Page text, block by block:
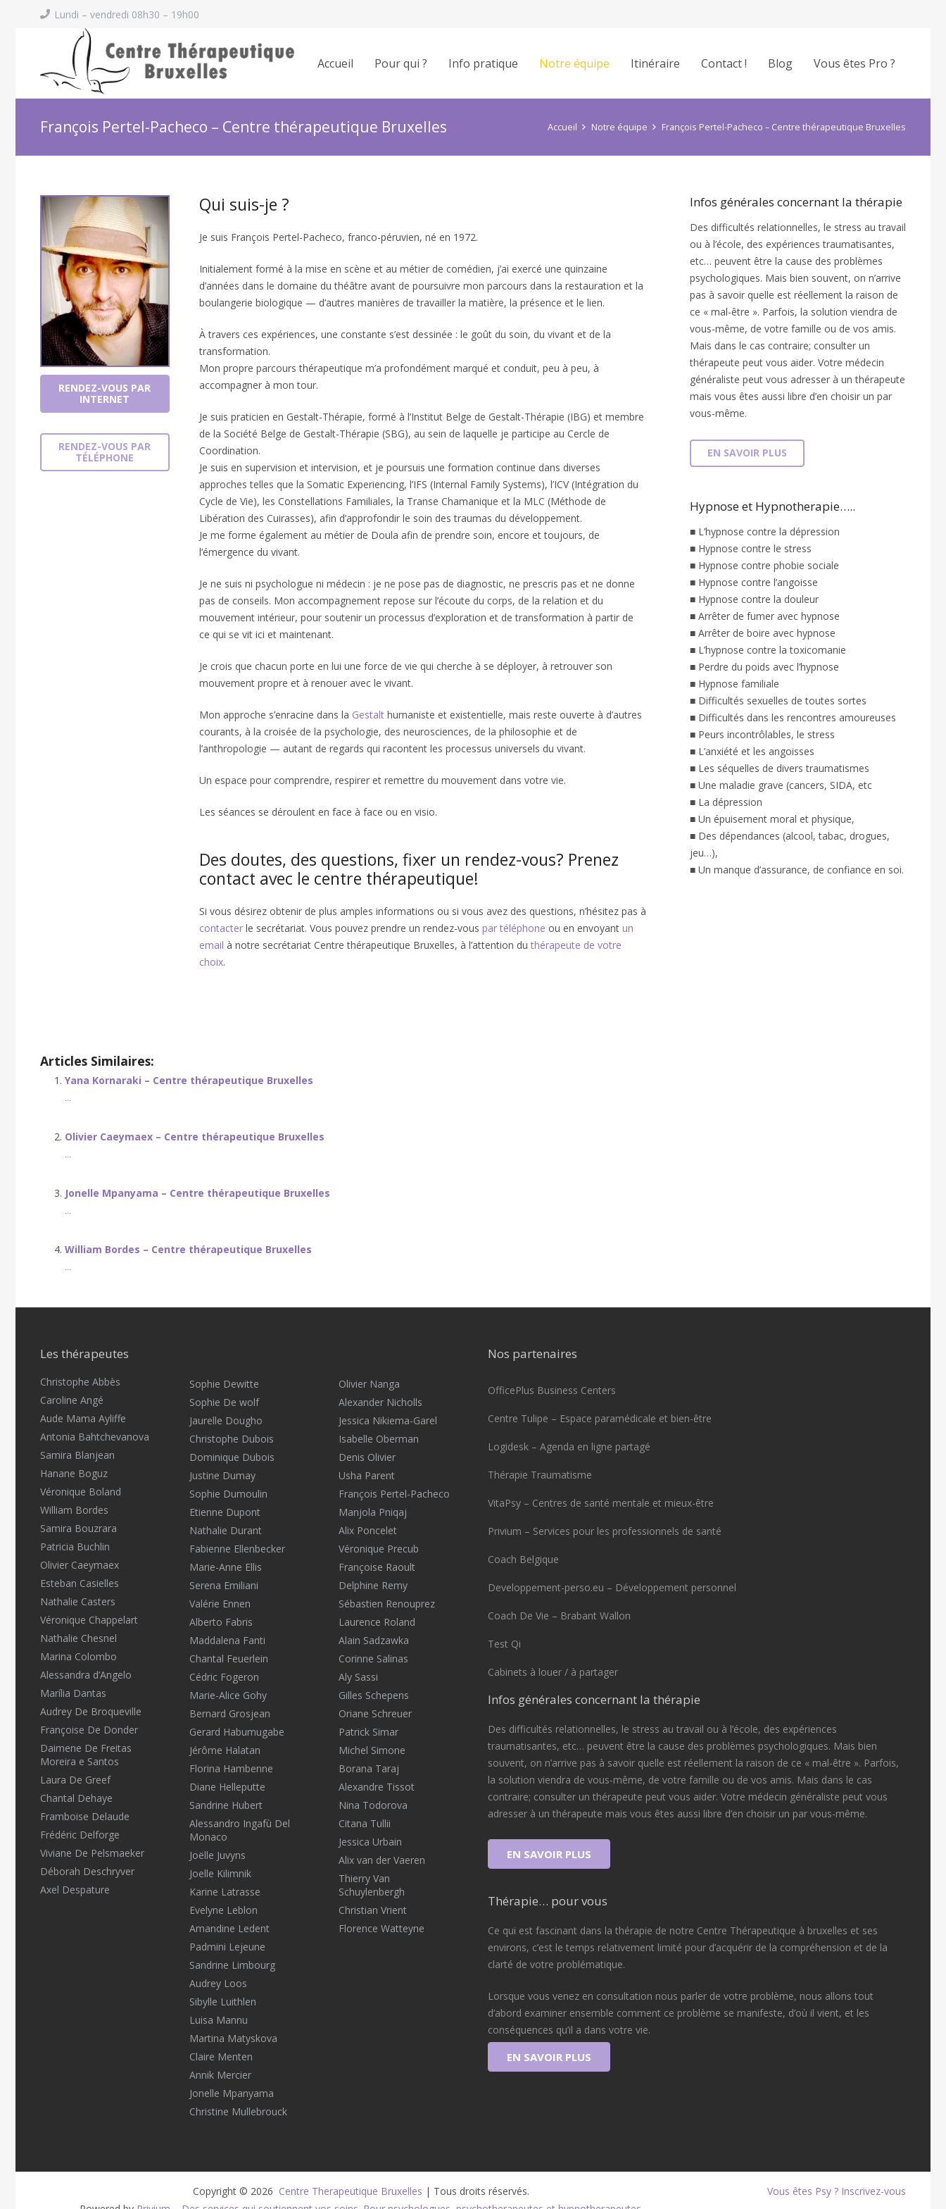
Lundi – vendredi 08h30 – 19h00
Accueil Pour qui ? Info pratique Notre équipe Itinéraire Contact ! Blog Vous êtes Pro ?
François Pertel-Pacheco – Centre thérapeutique Bruxelles Accueil Notre équipe François Pertel-Pacheco – Centre thérapeutique Bruxelles
RENDEZ-VOUS PAR
INTERNET
RENDEZ-VOUS PAR
TÉLÉPHONE
Qui suis-je ?
Je suis François Pertel-Pacheco, franco-péruvien, né en 1972.
Initialement formé à la mise en scène et au métier de comédien, j’ai exercé une quinzaine
d’années dans le domaine du théâtre avant de poursuivre mon parcours dans la restauration et la
boulangerie biologique — d’autres manières de travailler la matière, la présence et le lien.
À travers ces expériences, une constante s’est dessinée : le goût du soin, du vivant et de la
transformation.
Mon propre parcours thérapeutique m’a profondément marqué et conduit, peu à peu, à
accompagner à mon tour.
Je suis praticien en Gestalt-Thérapie, formé à l’Institut Belge de Gestalt-Thérapie (IBG) et membre
de la Société Belge de Gestalt-Thérapie (SBG), au sein de laquelle je participe au Cercle de
Coordination.
Je suis en supervision et intervision, et je poursuis une formation continue dans diverses
approches telles que la Somatic Experiencing, l’IFS (Internal Family Systems), l’ICV (Intégration du
Cycle de Vie), les Constellations Familiales, la Transe Chamanique et la MLC (Méthode de
Libération des Cuirasses), afin d’approfondir le soin des traumas du développement.
Je me forme également au métier de Doula afin de prendre soin, encore et toujours, de
l’émergence du vivant.
Je ne suis ni psychologue ni médecin : je ne pose pas de diagnostic, ne prescris pas et ne donne
pas de conseils. Mon accompagnement repose sur l’écoute du corps, de la relation et du
mouvement intérieur, pour soutenir un processus d’exploration et de transformation à partir de
ce qui se vit ici et maintenant.
Je crois que chacun porte en lui une force de vie qui cherche à se déployer, à retrouver son
mouvement propre et à renouer avec le vivant.
Mon approche s’enracine dans la Gestalthumaniste et existentielle, mais reste ouverte à d’autres
courants, à la croisée de la psychologie, des neurosciences, de la philosophie et de
l’anthropologie — autant de regards qui racontent les processus universels du vivant.
Un espace pour comprendre, respirer et remettre du mouvement dans votre vie.
Les séances se déroulent en face à face ou en visio.
Des doutes, des questions, fixer un rendez-vous? Prenez
contact avec le centre thérapeutique!
Si vous désirez obtenir de plus amples informations ou si vous avez des questions, n’hésitez pas à
contacterle secrétariat. Vous pouvez prendre un rendez-vous par téléphone ou en envoyant un
email à notre secrétariat Centre thérapeutique Bruxelles, à l’attention du thérapeute de votre
choix.
Articles Similaires:
Yana Kornaraki – Centre thérapeutique Bruxelles
...
Olivier Caeymaex – Centre thérapeutique Bruxelles
...
Jonelle Mpanyama – Centre thérapeutique Bruxelles
...
William Bordes – Centre thérapeutique Bruxelles
...
Infos générales concernant la thérapie
Des difficultés relationnelles, le stress au travail
ou à l’école, des expériences traumatisantes,
etc… peuvent être la cause des problèmes
psychologiques. Mais bien souvent, on n’arrive
pas à savoir quelle est réellement la raison de
ce « mal-être ». Parfois, la solution viendra de
vous-même, de votre famille ou de vos amis.
Mais dans le cas contraire; consulter un
thérapeute peut vous aider. Votre médecin
généraliste peut vous adresser à un thérapeute
mais vous êtes aussi libre d’en choisir un par
vous-même.
EN SAVOIR PLUS
Hypnose et Hypnotherapie…..
■ L’hypnose contre la dépression
■ Hypnose contre le stress
■ Hypnose contre phobie sociale
■ Hypnose contre l’angoisse
■ Hypnose contre la douleur
■ Arrêter de fumer avec hypnose
■ Arrêter de boire avec hypnose
■ L’hypnose contre la toxicomanie
■ Perdre du poids avec l’hypnose
■ Hypnose familiale
■ Difficultés sexuelles de toutes sortes
■ Difficultés dans les rencontres amoureuses
■ Peurs incontrôlables, le stress
■ L’anxiété et les angoisses
■ Les séquelles de divers traumatismes
■ Une maladie grave (cancers, SIDA, etc
■ La dépression
■ Un épuisement moral et physique,
■ Des dépendances (alcool, tabac, drogues,
jeu…),
■ Un manque d’assurance, de confiance en soi.
Les thérapeutes
Christophe Abbès
Caroline Angé
Aude Mama Ayliffe
Antonia Bahtchevanova
Samira Blanjean
Hanane Boguz
Véronique Boland
William Bordes
Samira Bouzrara
Patricia Buchlin
Olivier Caeymaex
Esteban Casielles
Nathalie Casters
Véronique Chappelart
Nathalie Chesnel
Marina Colombo
Alessandra d’Angelo
Marília Dantas
Audrey De Broqueville
Françoise De Donder
Daimene De Freitas
Moreira e Santos
Laura De Greef
Chantal Dehaye
Framboise Delaude
Frédéric Delforge
Viviane De Pelsmaeker
Déborah Deschryver
Axel Despature
Sophie Dewitte
Sophie De wolf
Jaurelle Dougho
Christophe Dubois
Dominique Dubois
Justine Dumay
Sophie Dumoulin
Etienne Dupont
Nathalie Durant
Fabienne Ellenbecker
Marie-Anne Ellis
Serena Emiliani
Valérie Ennen
Alberto Fabris
Maddalena Fanti
Chantal Feuerlein
Cédric Fogeron
Marie-Alice Gohy
Bernard Grosjean
Gerard Habumugabe
Jérôme Halatan
Florina Hambenne
Diane Helleputte
Sandrine Hubert
Alessandro Ingafù Del
Monaco
Joëlle Juvyns
Joelle Kilimnik
Karine Latrasse
Evelyne Leblon
Amandine Ledent
Padmini Lejeune
Sandrine Limbourg
Audrey Loos
Sibylle Luithlen
Luisa Mannu
Martina Matyskova
Claire Menten
Annik Mercier
Jonelle Mpanyama
Christine Mullebrouck
Olivier Nanga
Alexander Nicholls
Jessica Nikiema-Garel
Isabelle Oberman
Denis Olivier
Usha Parent
François Pertel-Pacheco
Manjola Pniqaj
Alix Poncelet
Véronique Precub
Françoise Raoult
Delphine Remy
Sébastien Renouprez
Laurence Roland
Alain Sadzawka
Corinne Salinas
Aly Sassi
Gilles Schepens
Oriane Schreuer
Patrick Simar
Michel Simone
Borana Taraj
Alexandre Tissot
Nina Todorova
Citana Tullii
Jessica Urbain
Alix van der Vaeren
Thierry Van
Schuylenbergh
Christian Vrient
Florence Watteyne
Nos partenaires
OfficePlus Business Centers
Centre Tulipe – Espace paramédicale et bien-être
Logidesk – Agenda en ligne partagé
Thérapie Traumatisme
VitaPsy – Centres de santé mentale et mieux-être
Privium – Services pour les professionnels de santé
Coach Belgique
Developpement-perso.eu – Développement personnel
Coach De Vie – Brabant Wallon
Test Qi
Cabinets à louer / à partager
Infos générales concernant la thérapie
Des difficultés relationnelles, le stress au travail ou à l’école, des expériences
traumatisantes, etc… peuvent être la cause des problèmes psychologiques. Mais bien
souvent, on n’arrive pas à savoir quelle est réellement la raison de ce « mal-être ». Parfois,
la solution viendra de vous-même, de votre famille ou de vos amis. Mais dans le cas
contraire; consulter un thérapeute peut vous aider. Votre médecin généraliste peut vous
adresser à un thérapeute mais vous êtes aussi libre d’en choisir un par vous-même.
EN SAVOIR PLUS
Thérapie… pour vous
Ce qui est fascinant dans la thérapie de notre Centre Thérapeutique à bruxelles et ses
environs, c’est le temps relativement limité pour d’acquérir de la compréhension et de la
clarté de votre problématique.
Lorsque vous venez en consultation nous parler de votre problème, nous allons tout
d’abord examiner ensemble comment ce problème se manifeste, d’où il vient, et les
conséquences qu’il a dans votre vie.
EN SAVOIR PLUS
Copyright © 2026 Centre Therapeutique Bruxelles | Tous droits réservés.
Vous êtes Psy ? Inscrivez-vous